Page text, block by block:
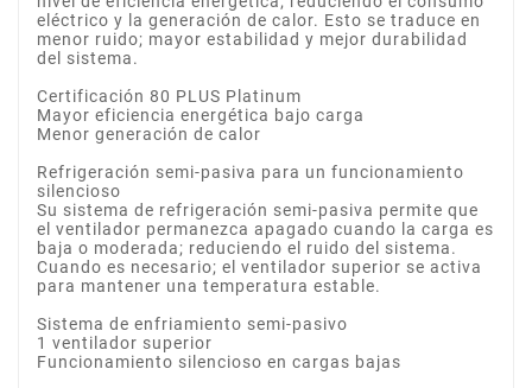
eléctrico y la generación de calor. Esto se traduce en
menor ruido; mayor estabilidad y mejor durabilidad
del sistema.
Certificación 80 PLUS Platinum
Mayor eficiencia energética bajo carga
Menor generación de calor
Refrigeración semi-pasiva para un funcionamiento
silencioso
Su sistema de refrigeración semi-pasiva permite que
el ventilador permanezca apagado cuando la carga es
baja o moderada; reduciendo el ruido del sistema.
Cuando es necesario; el ventilador superior se activa
para mantener una temperatura estable.
Sistema de enfriamiento semi-pasivo
1 ventilador superior
Funcionamiento silencioso en cargas bajas